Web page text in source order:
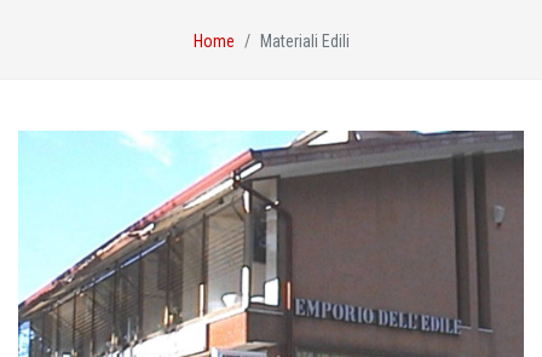
Home Materiali Edili